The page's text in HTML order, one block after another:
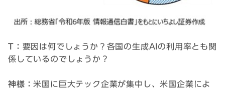
T： 要因は何でしょうか？各国の生成AIの利用率とも関
係しているのでしょうか？
神様：米国に巨大テック企業が集中し、米国企業によ